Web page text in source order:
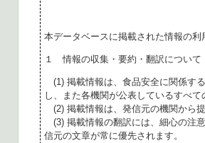
本データベースに掲載された情報の
１ 情報の収集・要約・翻訳について
(1) 掲載情報は、食品安全に関係す
し、また各機関が公表しているすべ
(2) 掲載情報は、発信元の機関から
(3) 掲載情報の翻訳には、細心の注
信元の文章が常に優先されます。